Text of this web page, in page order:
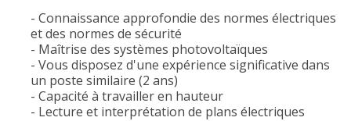
- Connaissance approfondie des normes électriques
et des normes de sécurité
- Maîtrise des systèmes photovoltaïques
- Vous disposez d'une expérience significative dans
un poste similaire (2 ans)
- Capacité à travailler en hauteur
- Lecture et interprétation de plans électriques